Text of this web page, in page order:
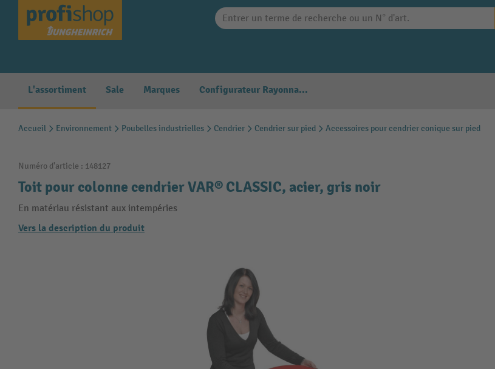
Skip to main navigation
L'assortiment Sale Marques Configurateur Rayonnages
Accueil Environnement Poubelles industrielles Cendrier Cendrier sur pied Accessoires pour cendrier conique sur pied
Numéro d'article : 148127
Toit pour colonne cendrier VAR® CLASSIC, acier, gris noir
En matériau résistant aux intempéries
Vers la description du produit